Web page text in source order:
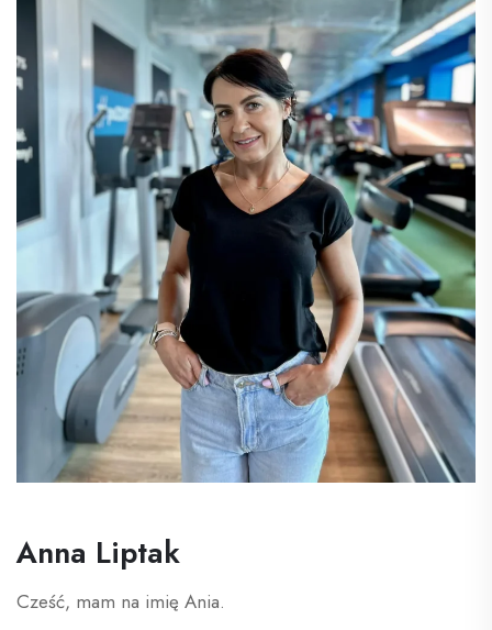
Anna Liptak
Cześć, mam na imię Ania.